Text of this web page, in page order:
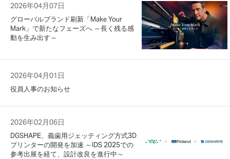
2026年04月07日
グローバルブランド刷新「Make Your
Mark」で新たなフェーズへ ～長く残る感
動を生み出す～
2026年04月01日
役員人事のお知らせ
2026年02月06日
DGSHAPE、義歯用ジェッティング方式3D
プリンターの開発を加速 ～IDS 2025での
参考出展を経て、設計改良を進行中～